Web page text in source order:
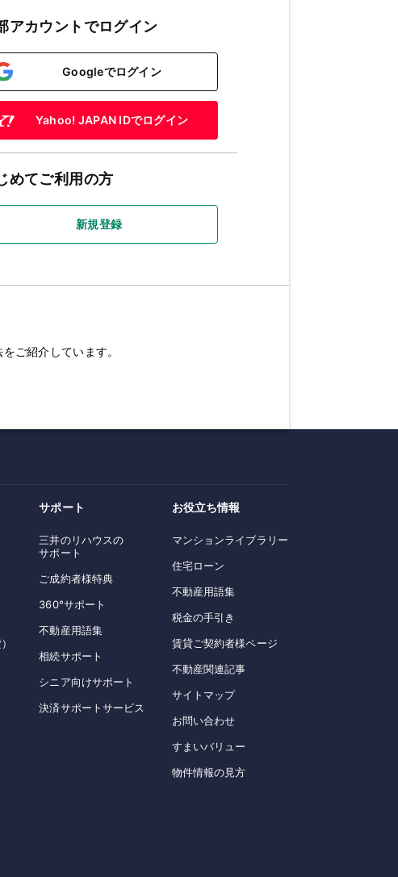
アカウントでログイン
Googleでログイン
Yahoo! JAPAN IDでログイン
めてご利用の方
新規登録
ご紹介しています。
サポート
三井のリハウスの
サポート
ご成約者様特典
360°サポート
不動産用語集
相続サポート
シニア向けサポート
決済サポートサービス
お役立ち情報
マンションライブラリー
住宅ローン
不動産用語集
税金の手引き
賃貸ご契約者様ページ
不動産関連記事
サイトマップ
お問い合わせ
すまいバリュー
物件情報の見方